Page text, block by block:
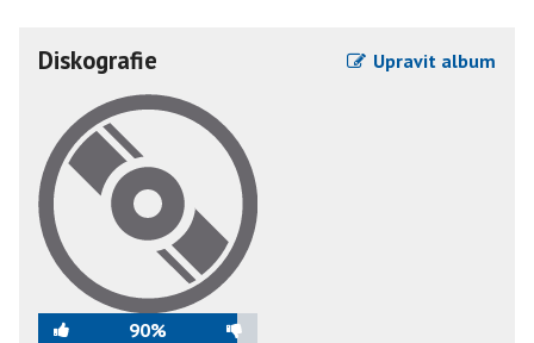
Diskografie Upravit album
90%